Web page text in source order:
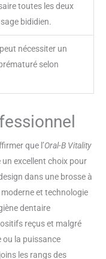
toutes les deux
bididien.
nécessiter un
selon
que l’Oral-B Vitality
excellent choix pour
dans une brosse à
et technologie
dentaire
reçus et malgré
ou la puissance
les rangs des